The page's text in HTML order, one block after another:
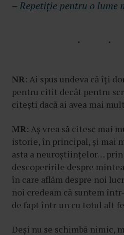
– Repetiție pentru o lume
NR: Ai spus undeva că îți
pentru citit decât pentru
citești dacă ai avea mai
MR: Aș vrea să citesc mai
istorie, în principal, și mai
asta a neuroștiințelor… prin
descoperirile despre
în care aflăm despre noi
noi credeam că suntem
de fapt într-un cu totul alt
Deși nu se schimbă nimic,